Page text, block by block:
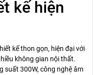
kế hiện
kế thon gọn, hiện đại với
không gian nội thất.
suất 300W, công nghệ âm